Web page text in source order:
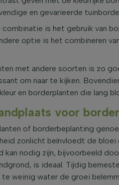
en gevarieerde
combinatie is het gebruik van
optie is het combineren
met andere soorten is zo
om naar te kijken.
en borderplanten die lang
voor
of borderbeplanting
zonlicht beïnvloedt de
kan nodig zijn, bijvoorbeeld
is ideaal. Tijdig
weinig water de groei